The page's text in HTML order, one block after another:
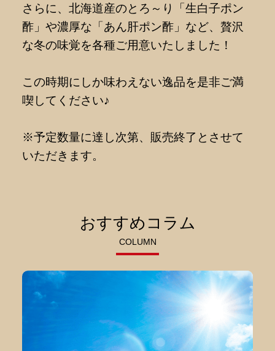
さらに、北海道産のとろ～り「生白子ポン
酢」や濃厚な「あん肝ポン酢」など、贅沢
な冬の味覚を各種ご用意いたしました！
この時期にしか味わえない逸品を是非ご満
喫してください♪
※予定数量に達し次第、販売終了とさせて
いただきます。
おすすめコラム
COLUMN